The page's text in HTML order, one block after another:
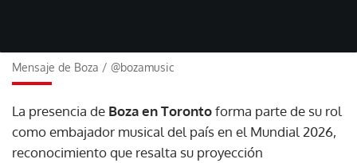
Mensaje de Boza / @bozamusic
La presencia de Boza en Torontoforma parte de su rol
como embajador musical del país en el Mundial 2026,
reconocimiento que resalta su proyección